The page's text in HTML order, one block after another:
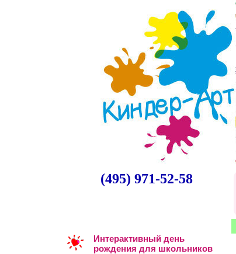
(495) 971-52-58
Интерактивный день
рождения для школьников